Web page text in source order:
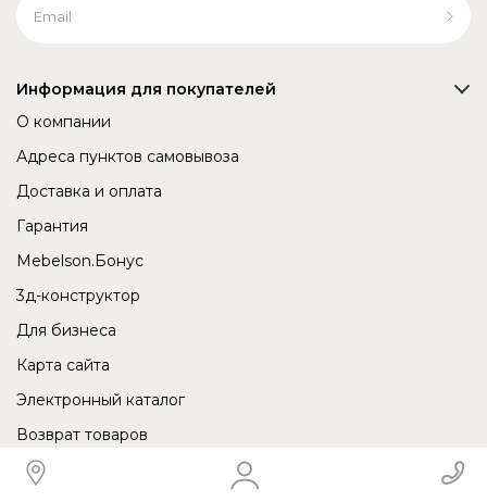
Информация для покупателей
О компании
Адреса пунктов самовывоза
Доставка и оплата
Гарантия
Mebelson.Бонус
3д-конструктор
Для бизнеса
Карта сайта
Электронный каталог
Возврат товаров
Сертификаты